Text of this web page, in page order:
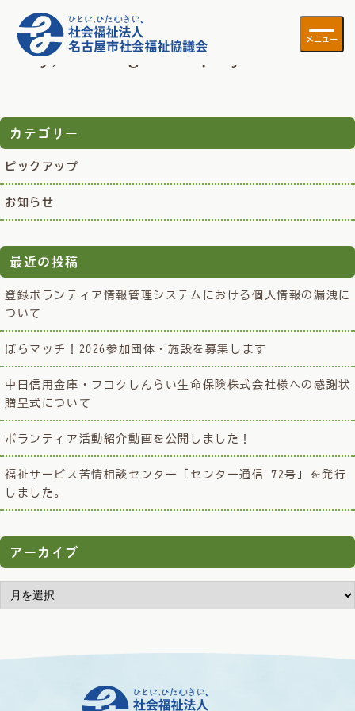
メニュー
Tag Archive: 相談員
Sorry, nothing to display.
カテゴリー
ピックアップ
お知らせ
最近の投稿
登録ボランティア情報管理システムにおける個人情報の漏洩に
ついて
ぼらマッチ！2026参加団体・施設を募集します
中日信用金庫・フコクしんらい生命保険株式会社様への感謝状
贈呈式について
ボランティア活動紹介動画を公開しました！
福祉サービス苦情相談センター「センター通信 72号」を発行
しました。
アーカイブ